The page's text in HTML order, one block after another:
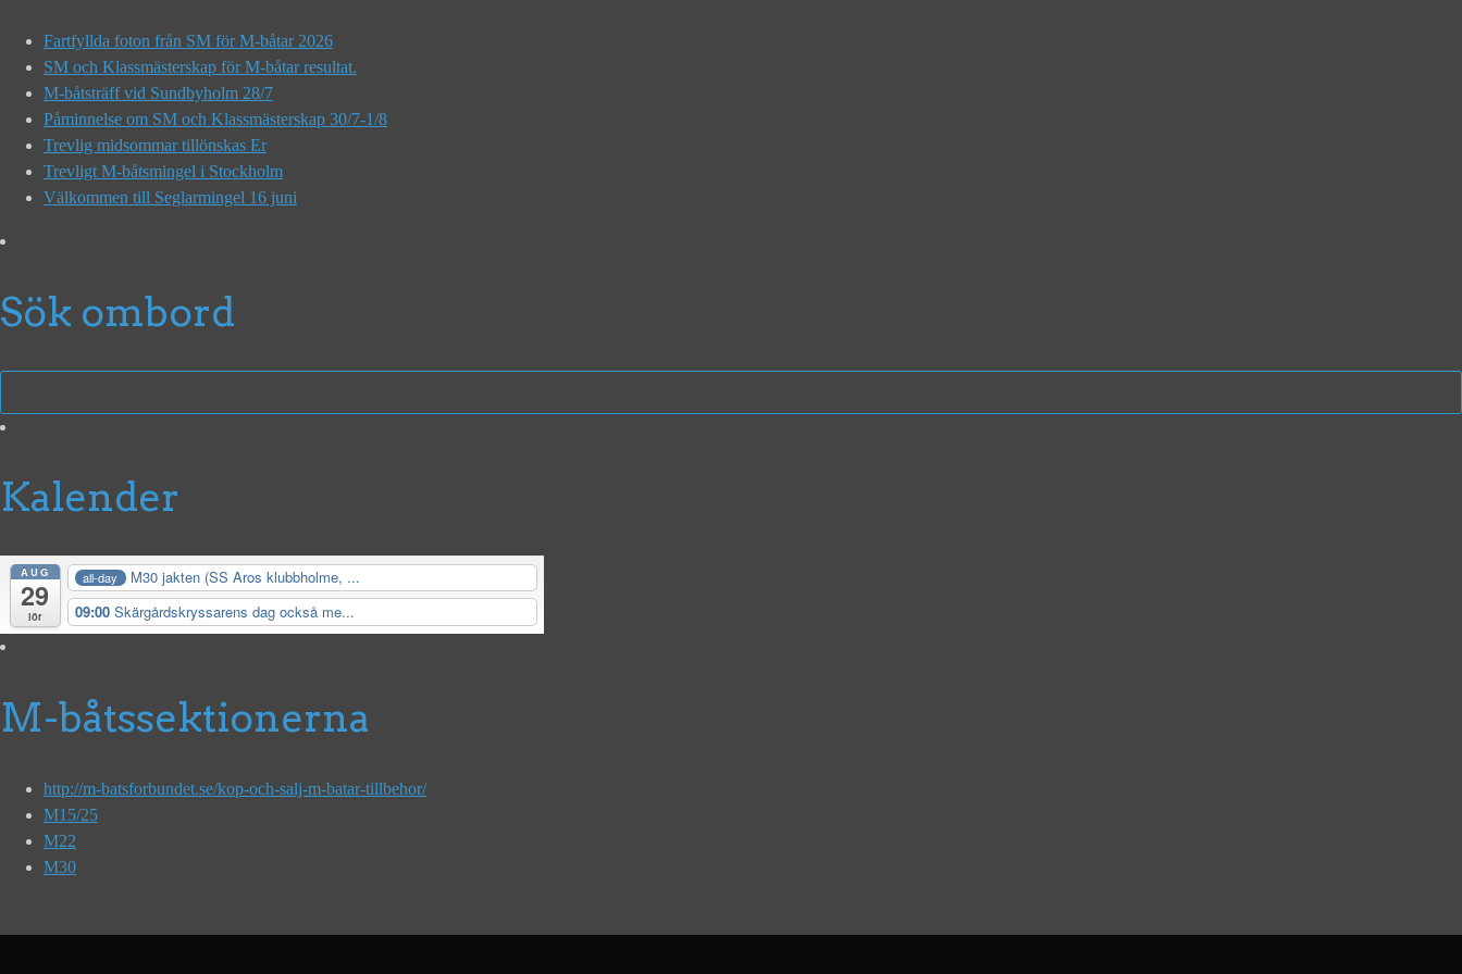
Fartfyllda foton från SM för M-båtar 2026
SM och Klassmästerskap för M-båtar resultat.
M-båtsträff vid Sundbyholm 28/7
Påminnelse om SM och Klassmästerskap 30/7-1/8
Trevlig midsommar tillönskas Er
Trevligt M-båtsmingel i Stockholm
Välkommen till Seglarmingel 16 juni
Sök ombord
Kalender
AUG
29
lör
all-day
M30 jakten (SS Aros klubbholme, ...
09:00 Skärgårdskryssarens dag också me...
M-båtssektionerna
http://m-batsforbundet.se/kop-och-salj-m-batar-tillbehor/
M15/25
M22
M30